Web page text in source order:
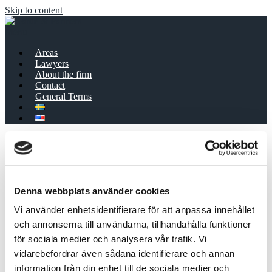
Denna webbplats använder cookies
Vi använder enhetsidentifierare för att anpassa innehållet
och annonserna till användarna, tillhandahålla funktioner
för sociala medier och analysera vår trafik. Vi
vidarebefordrar även sådana identifierare och annan
information från din enhet till de sociala medier och
Skip to content
Areas
Lawyers
About the firm
Contact
General Terms
Law firm Gärde & Partners AB